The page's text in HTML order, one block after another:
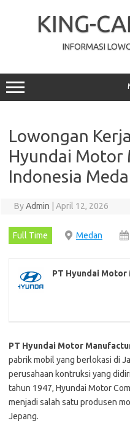
KING-
INFORMASI
Lowongan
Hyundai
Indonesia
ByAdmin April 12, 2026
Full Time Medan
PT Hyundai
PT Hyundai Motor
pabrik mobil yang berlokasi di
perusahaan kontruksi yang
tahun 1947, Hyundai Motor
menjadi salah satu produsen
Jepang.